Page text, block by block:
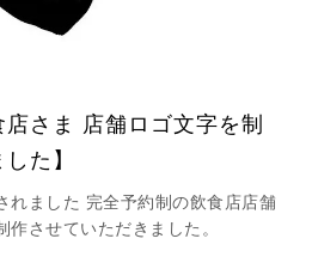
さま 店舗ロゴ文字を制
た】
れました 完全予約制の飲食店店舗
制作させていただきました。